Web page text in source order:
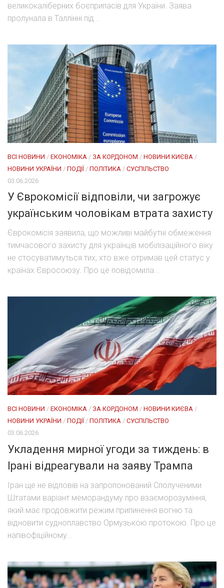
великокаліберних боєприпасів для України. Заява
пролунала в Таллінні під...
ВСІ НОВИНИ / ЕКОНОМІКА / ЗА КОРДОНОМ / НОВИНИ КИЄВА /
НОВИНИ УКРАЇНИ / ПОДІЇ/ ПОЛІТИКА / СУСПІЛЬСТВО
03.06.2026
У Єврокомісії відповіли, чи загрожує
українським чоловікам втрата захисту
Єврокомісія заявила, що можливі майбутні обмеження
тимчасового захисту для українців мобілізаційного віку
не стосуватимуться тих, хто вже отримав цей статус у
країнах Євросоюзу. Про це повідомила...
ВСІ НОВИНИ / ЕКОНОМІКА / ЗА КОРДОНОМ / НОВИНИ КИЄВА /
НОВИНИ УКРАЇНИ / ПОДІЇ / ПОЛІТИКА / СУСПІЛЬСТВО
03.06.2026
Укладення мирної угоди за тиждень: в
Ірані відреагували на заяву Трампа
Іран ще не відповів на запропонований Сполученими
Штатами варіант меморандуму про взаєморозуміння,
який має продовжити режим припинення вогню та
відновити судноплавство Ормузькою протокою. Про це
напівофіційному...